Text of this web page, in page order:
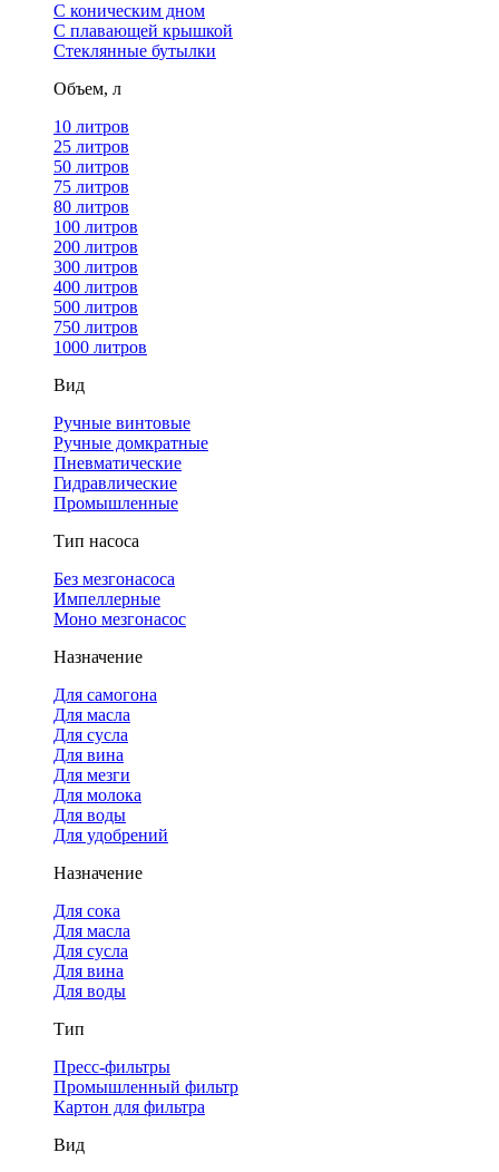
С коническим дном
С плавающей крышкой
Стеклянные бутылки
Объем, л
10 литров
25 литров
50 литров
75 литров
80 литров
100 литров
200 литров
300 литров
400 литров
500 литров
750 литров
1000 литров
Вид
Ручные винтовые
Ручные домкратные
Пневматические
Гидравлические
Промышленные
Тип насоса
Без мезгонасоса
Импеллерные
Моно мезгонасос
Назначение
Для самогона
Для масла
Для сусла
Для вина
Для мезги
Для молока
Для воды
Для удобрений
Назначение
Для сока
Для масла
Для сусла
Для вина
Для воды
Тип
Пресс-фильтры
Промышленный фильтр
Картон для фильтра
Вид